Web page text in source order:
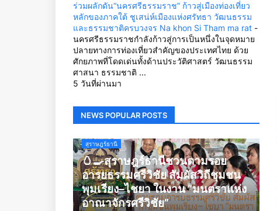
ร่วมผลักดัน“นครศรีธรรมราช” ก้าวสู่เมืองท่องเที่ยว
หลักของภาคใต้ ชูเสน่ห์เมืองแห่งศรัทธา วัฒนธรรม
และธรรมชาติครบวงจร Na khon Si Tham ma rat -
นครศรีธรรมราชกำลังก้าวสู่การเป็นหนึ่งในจุดหมาย
ปลายทางการท่องเที่ยวสำคัญของประเทศไทย ด้วย
ศักยภาพที่โดดเด่นทั้งด้านประวัติศาสตร์ วัฒนธรรม
ศาสนา ธรรมชาติ ...
5 วันที่ผ่านมา
NEWS POPULAR POSTS
สุราษฎร์ธานี
🥚🍳สุราษฎร์ธานีชวนตามรอย
อารยธรรมศรีวิชัย สัมผัสวิถีชุมชน
พุมเรียง–ไชยา ในงาน “มนตราแห่ง
อาณาจักรศรีวิชัย”